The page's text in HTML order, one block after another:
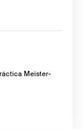
Meister-